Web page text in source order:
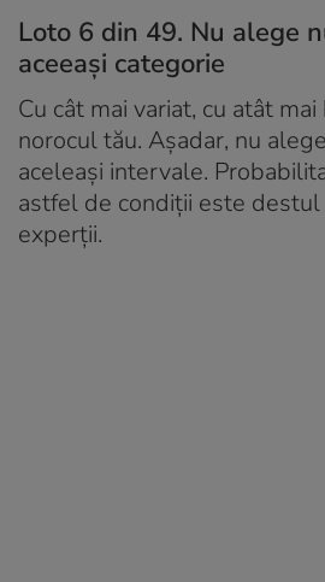
Loto 6 din 49. Nu alege
aceeași categorie
Cu cât mai variat, cu atât
norocul tău. Așadar, nu
aceleași intervale.
astfel de condiții este destul
experții.